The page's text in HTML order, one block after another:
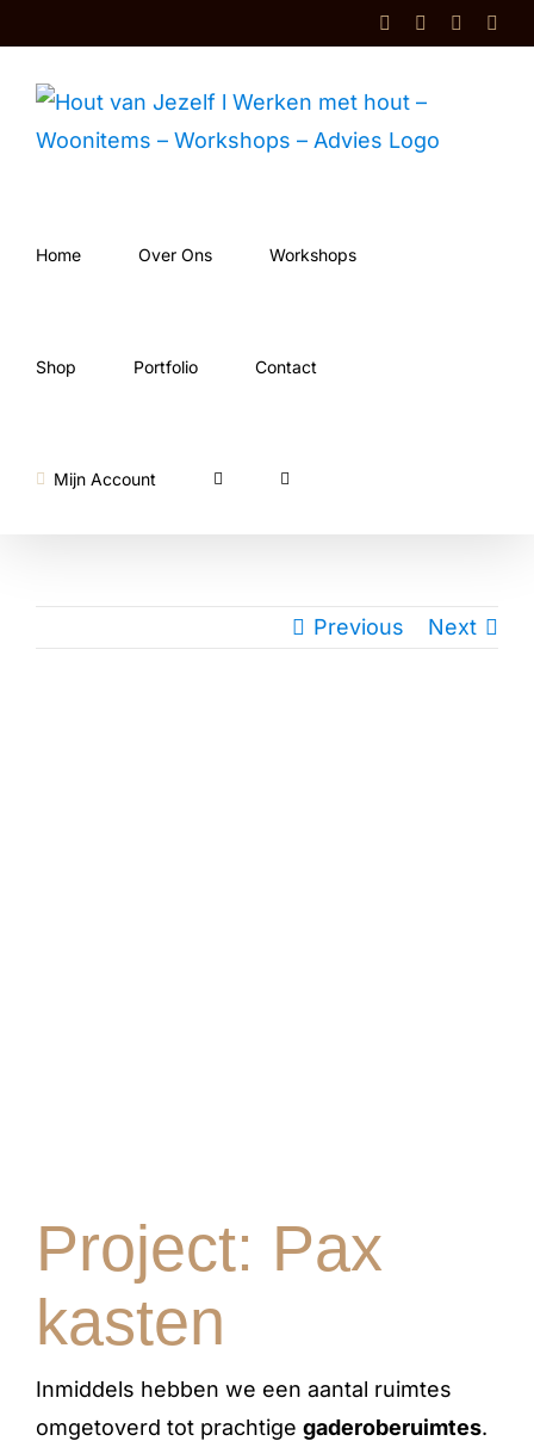
inhoud
FacebookInstagram
Shop
Home Over Ons Workshops
Shop Portfolio Contact
Mijn Account
Previous Next
Project: Pax
kasten
Inmiddels hebben we een aantal ruimtes
omgetoverd tot prachtige gaderoberuimtes.